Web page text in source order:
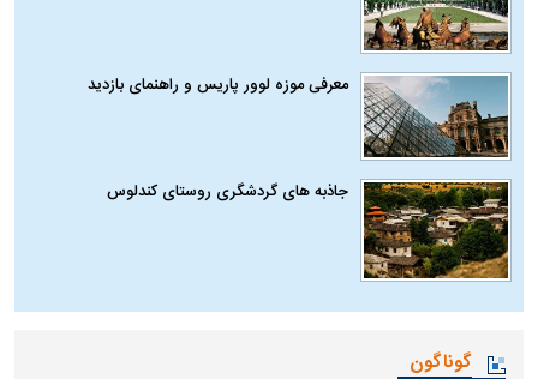
معرفی موزه لوور پاریس و راهنمای بازدید
جاذبه های گردشگری روستای کندلوس
گوناگون